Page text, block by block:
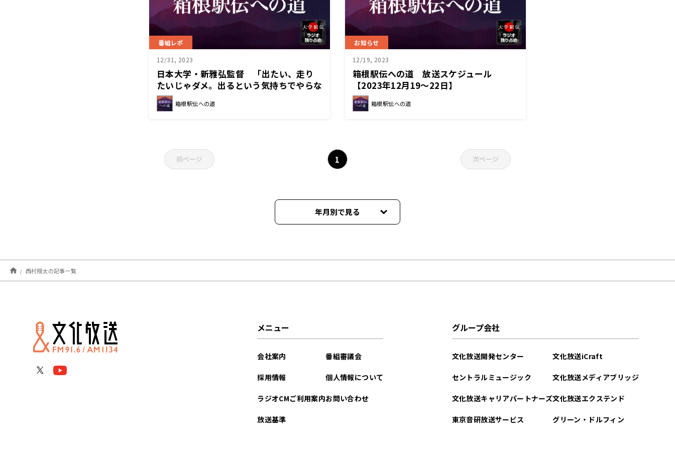
番組レポ
12/31, 2023
日本大学・新雅弘監督 「出たい、走り
たいじゃダメ。出るという気持ちでやらな
いと」～箱根駅伝への道～
箱根駅伝への道
お知らせ
12/19, 2023
箱根駅伝への道 放送スケジュール
【2023年12月19～22日】
箱根駅伝への道
前ページ 1 次ページ
年月別で見る
西村翔太の記事一覧
メニュー
会社案内
採用情報
ラジオCMご利用案内
放送基準
番組審議会
個人情報について
お問い合わせ
グループ会社
文化放送開発センター
セントラルミュージック
文化放送キャリアパートナーズ
東京音研放送サービス
文化放送iCraft
文化放送メディアブリッジ
文化放送エクステンド
グリーン・ドルフィン